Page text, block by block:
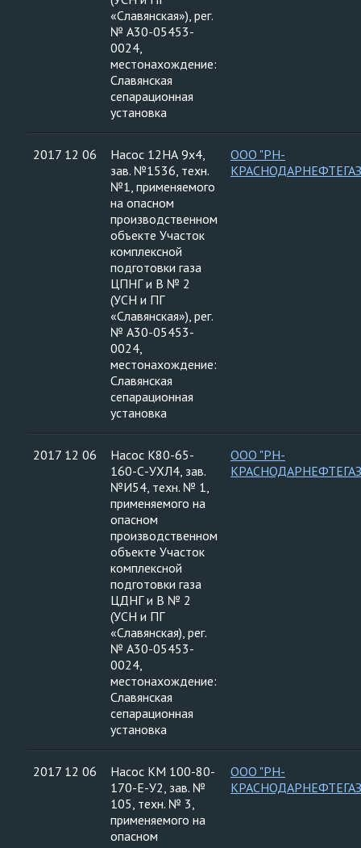
«Славянская»), рег.
№ А30-05453-
0024,
местонахождение:
Славянская
сепарационная
установка
2017 12 06
Насос 12НА 9х4,
зав. №1536, техн.
№1, применяемого
на опасном
производственном
объекте Участок
комплексной
подготовки газа
ЦПНГ и В № 2
(УСН и ПГ
«Славянская»), рег.
№ А30-05453-
0024,
местонахождение:
Славянская
сепарационная
установка
ООО "РН-
2017 12 06
Насос К80-65-
160-С-УХЛ4, зав.
№И54, техн. № 1,
применяемого на
опасном
производственном
объекте Участок
комплексной
подготовки газа
ЦДНГ и В № 2
(УСН и ПГ
«Славянская), рег.
№ А30-05453-
0024,
местонахождение:
Славянская
сепарационная
установка
ООО "РН-
2017 12 06
Насос КМ 100-80-
170-Е-У2, зав. №
105, техн. № 3,
применяемого на
опасном
ООО "РН-